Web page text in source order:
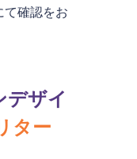
て確認をお
ザイ
ター